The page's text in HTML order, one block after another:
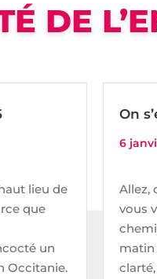
DE
lieu de
que
un
Occitanie.
On
6
Allez,
vous
matin